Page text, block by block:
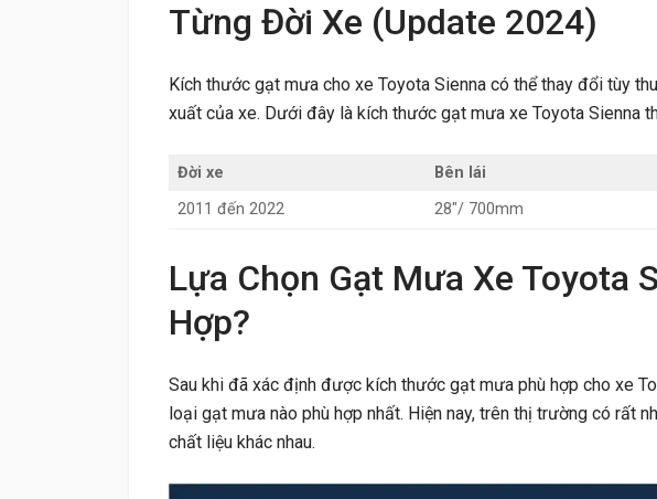
Từng Đời Xe (Update 2024)
Kích thước gạt mưa cho xe Toyota Sienna có thể thay đổi tùy
xuất của xe. Dưới đây là kích thước gạt mưa xe Toyota Sienna
Đời xe Bên lái
2011 đến 2022
28″/ 700mm
Lựa Chọn Gạt Mưa Xe Toyota
Hợp?
Sau khi đã xác định được kích thước gạt mưa phù hợp cho xe
loại gạt mưa nào phù hợp nhất. Hiện nay, trên thị trường có rất
chất liệu khác nhau.